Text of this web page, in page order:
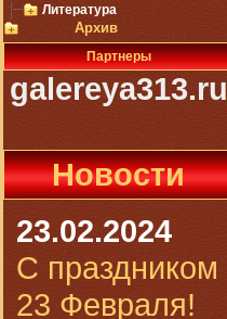
Литература
Архив
Партнеры
galereya313.ru
Новости
23.02.2024
С праздником
23 Февраля!